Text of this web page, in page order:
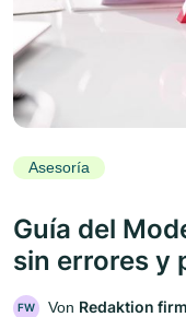
Asesoría
Guía del
sin errores y
FW Von Redaktion